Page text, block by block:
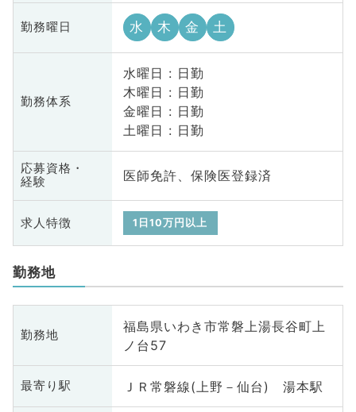
勤務曜日 水 木 金 土
勤務体系
水曜日 : 日勤
木曜日 : 日勤
金曜日 : 日勤
土曜日 : 日勤
応募資格・
経験
医師免許、保険医登録済
求人特徴 1日10万円以上
勤務地
勤務地
福島県いわき市常磐上湯長谷町上
ノ台57
最寄り駅 ＪＲ常磐線(上野－仙台) 湯本駅